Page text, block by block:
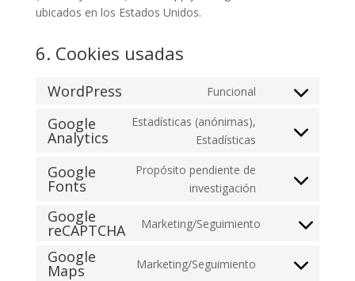
ubicados en los Estados Unidos.
6. Cookies usadas
WordPress Funcional
Consent
service
Google
Analytics
Estadísticas (anónimas),
Estadísticas
Consent
service
Google
Fonts
Propósito pendiente de
investigación
Consent
service
fonts
Google
reCAPTCHA Marketing/Seguimiento
Consent
service
Google
Maps Marketing/Seguimiento
Consent